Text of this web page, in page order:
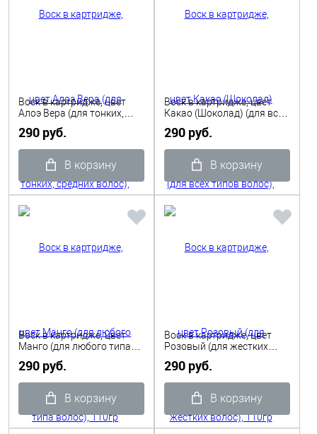
Воск в картридже, цвет
Алоэ Вера (для тонких,
Depilflax
290 руб.
В корзину
Воск в картридже, цвет
Какао (Шоколад) (для всех
Depilflax
290 руб.
В корзину
Воск в картридже, цвет
Манго (для любого типа
290 руб.
В корзину
Воск в картридже, цвет
Розовый (для жестких
290 руб.
В корзину